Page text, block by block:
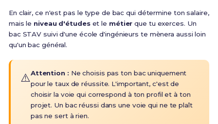
En clair, ce n'est pas le type de bac qui détermine ton salaire,
mais le niveau d'étudeset le métier que tu exerces. Un
bac STAV suivi d'une école d'ingénieurs te mènera aussi loin
qu'un bac général.
⚠️Attention : Ne choisis pas ton bac uniquement
pour le taux de réussite. L'important, c'est de
choisir la voie qui correspond à ton profil et à ton
projet. Un bac réussi dans une voie qui ne te plaît
pas ne sert à rien.